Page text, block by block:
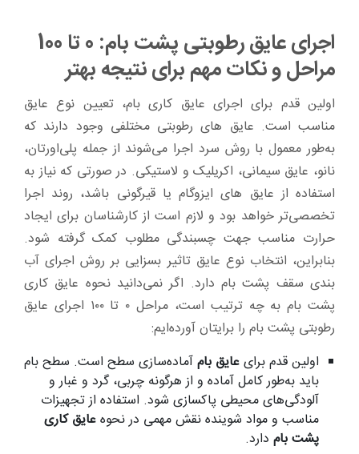
اجرای عایق رطوبتی پشت بام: 0 تا 100
مراحل و نکات مهم برای نتیجه بهتر
اولین قدم برای اجرای عایق کاری بام، تعیین نوع عایق
مناسب است. عایق های رطوبتی مختلفی وجود دارند که
به‌طور معمول با روش سرد اجرا می‌شوند از جمله پلی‌اورتان،
نانو، عایق سیمانی، اکریلیک و لاستیکی. در صورتی که نیاز به
استفاده از عایق های ایزوگام یا قیرگونی باشد، روند اجرا
تخصصی‌تر خواهد بود و لازم است از کارشناسان برای ایجاد
حرارت مناسب جهت چسبندگی مطلوب کمک گرفته شود.
بنابراین، انتخاب نوع عایق تاثیر بسزایی بر روش اجرای آب
بندی سقف پشت بام دارد. اگر نمی‌دانید نحوه عایق کاری
پشت بام به چه ترتیب است، مراحل ۰ تا ۱۰۰ اجرای عایق
رطوبتی پشت بام را برایتان آورده‌ایم:
اولین قدم برایعایق بامآماده‌سازی سطح است. سطح بام
باید به‌طور کامل آماده و از هرگونه چربی، گرد و غبار و
آلودگی‌های محیطی پاکسازی شود. استفاده از تجهیزات
مناسب و مواد شوینده نقش مهمی در نحوهعایق کاری
پشت بام دارد.